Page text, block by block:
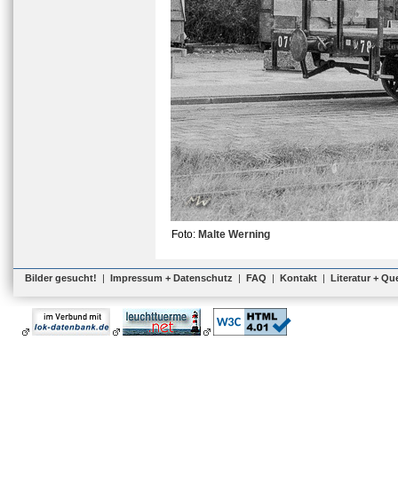
Foto: Malte Werning
Bilder gesucht! | Impressum + Datenschutz | FAQ | Kontakt | Literatur +